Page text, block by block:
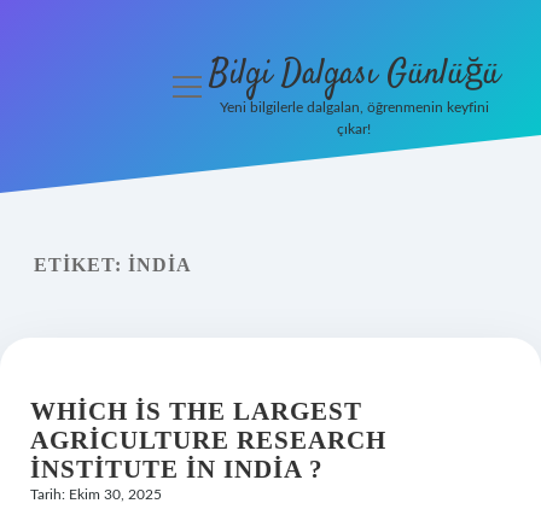
menüyüBilgi Dalgası Günlüğü
Yeni bilgilerle dalgalan, öğrenmenin keyfini
çıkar!
ETIKET: INDIA
WHICH IS THE LARGEST
AGRICULTURE RESEARCH
INSTITUTE IN INDIA ?
Tarih: Ekim 30, 2025